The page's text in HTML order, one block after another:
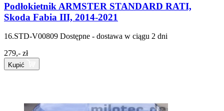
Podłokietnik ARMSTER STANDARD RATI,
Skoda Fabia III, 2014-2021
16.STD-V00809 Dostępne - dostawa w ciągu 2 dni
279,- zł
Kupić